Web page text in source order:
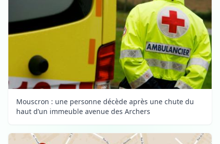
Mouscron : une personne décède après une chute du
haut d’un immeuble avenue des Archers